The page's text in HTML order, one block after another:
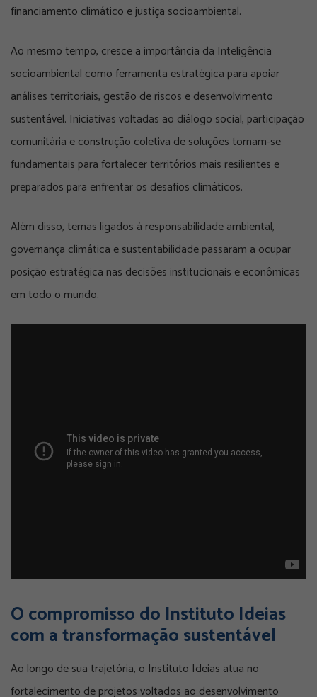
financiamento climático e justiça socioambiental.
Ao mesmo tempo, cresce a importância da Inteligência
socioambiental como ferramenta estratégica para apoiar
análises territoriais, gestão de riscos e desenvolvimento
sustentável. Iniciativas voltadas ao diálogo social, participação
comunitária e construção coletiva de soluções tornam-se
fundamentais para fortalecer territórios mais resilientes e
preparados para enfrentar os desafios climáticos.
Além disso, temas ligados à responsabilidade ambiental,
governança climática e sustentabilidade passaram a ocupar
posição estratégica nas decisões institucionais e econômicas
em todo o mundo.
O compromisso do Instituto Ideias
com a transformação sustentável
Ao longo de sua trajetória, o Instituto Ideias atua no
fortalecimento de projetos voltados ao desenvolvimento